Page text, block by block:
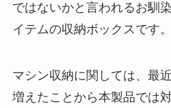
ではないかと言われるお馴
イテムの収納ボックスです。
マシン収納に関しては、最
増えたことから本製品では